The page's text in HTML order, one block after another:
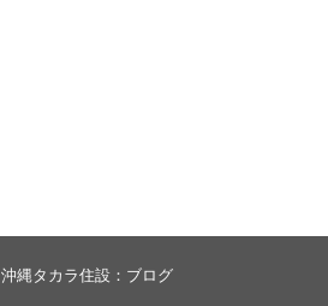
沖縄タカラ住設：ブログ